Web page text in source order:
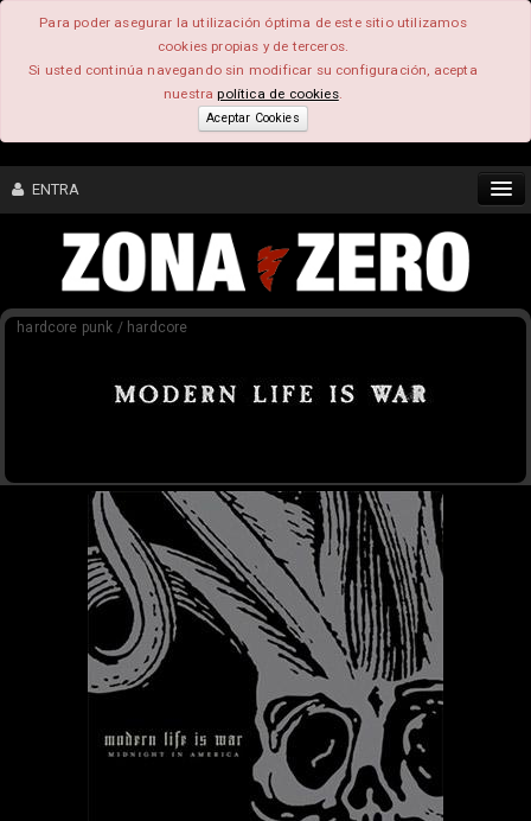
Para poder asegurar la utilización óptima de este sitio utilizamos
cookies propias y de terceros.
Si usted continúa navegando sin modificar su configuración, acepta
nuestrapolítica de cookies.
Aceptar Cookies
ENTRA
CONTENIDO
COMUNIDAD
FEEEDBACK
hardcore punk / hardcore